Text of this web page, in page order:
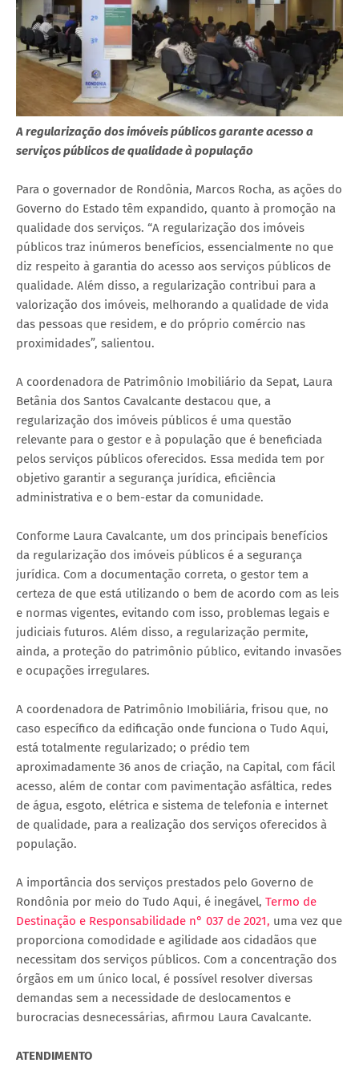
A regularização dos imóveis públicos garante acesso a
serviços públicos de qualidade à população
Para o governador de Rondônia, Marcos Rocha, as ações do
Governo do Estado têm expandido, quanto à promoção na
qualidade dos serviços. “A regularização dos imóveis
públicos traz inúmeros benefícios, essencialmente no que
diz respeito à garantia do acesso aos serviços públicos de
qualidade. Além disso, a regularização contribui para a
valorização dos imóveis, melhorando a qualidade de vida
das pessoas que residem, e do próprio comércio nas
proximidades”, salientou.
A coordenadora de Patrimônio Imobiliário da Sepat, Laura
Betânia dos Santos Cavalcante destacou que, a
regularização dos imóveis públicos é uma questão
relevante para o gestor e à população que é beneficiada
pelos serviços públicos oferecidos. Essa medida tem por
objetivo garantir a segurança jurídica, eficiência
administrativa e o bem-estar da comunidade.
Conforme Laura Cavalcante, um dos principais benefícios
da regularização dos imóveis públicos é a segurança
jurídica. Com a documentação correta, o gestor tem a
certeza de que está utilizando o bem de acordo com as leis
e normas vigentes, evitando com isso, problemas legais e
judiciais futuros. Além disso, a regularização permite,
ainda, a proteção do patrimônio público, evitando invasões
e ocupações irregulares.
A coordenadora de Patrimônio Imobiliária, frisou que, no
caso específico da edificação onde funciona o Tudo Aqui,
está totalmente regularizado; o prédio tem
aproximadamente 36 anos de criação, na Capital, com fácil
acesso, além de contar com pavimentação asfáltica, redes
de água, esgoto, elétrica e sistema de telefonia e internet
de qualidade, para a realização dos serviços oferecidos à
população.
A importância dos serviços prestados pelo Governo de
Rondônia por meio do Tudo Aqui, é inegável, Termo de
Destinação e Responsabilidade n° 037 de 2021, uma vez que
proporciona comodidade e agilidade aos cidadãos que
necessitam dos serviços públicos. Com a concentração dos
órgãos em um único local, é possível resolver diversas
demandas sem a necessidade de deslocamentos e
burocracias desnecessárias, afirmou Laura Cavalcante.
ATENDIMENTO